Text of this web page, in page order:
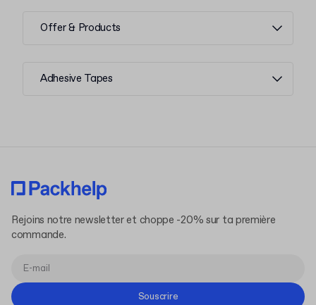
Offer & Products
Adhesive Tapes
Rejoins notre newsletter et choppe -20% sur ta première
commande.
Souscrire